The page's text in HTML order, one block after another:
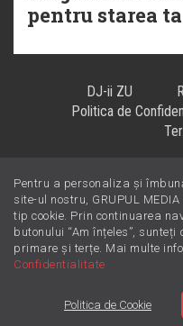
pentru starea
DJ-ii ZU
Politica de
Hiturile se
Pentru a personaliza și
site-ul nostru, GRUPUL
tip cookie. Prin continuarea
butonului “Am înțeles”,
primare și terțe. Mai multe
Confidentialitate
Politica de Cookie